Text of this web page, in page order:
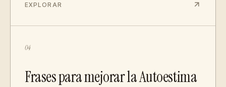
EXPLORAR
04
Frases para mejorar la Autoestima